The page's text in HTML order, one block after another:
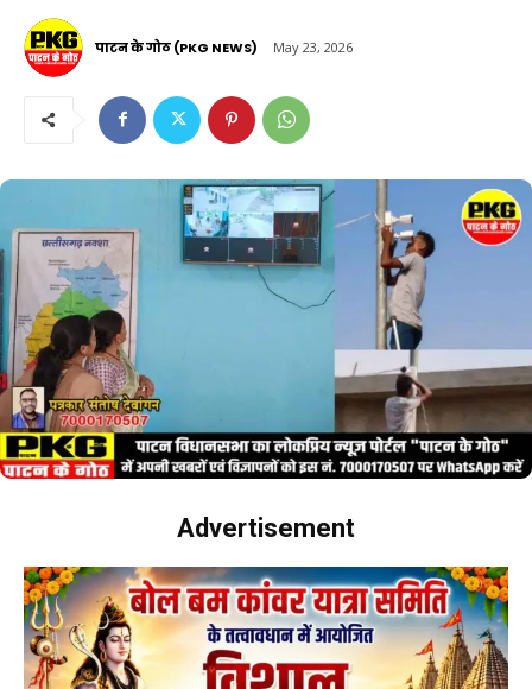
पाटन के गोठ (PKG NEWS) May 23, 2026
Advertisement